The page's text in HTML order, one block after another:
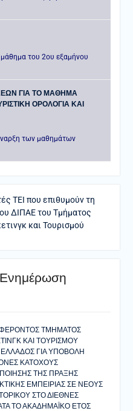
μάθημα του 2ου εξαμήνου
ΓΙΑ ΤΟ ΜΑΘΗΜΑ
ΟΡΟΛΟΓΙΑ ΚΑΙ
των μαθημάτων
ΤΕΙ που επιθυμούν τη
ΔΙΠΑΕ του Τμήματος
και Τουρισμού
Ενημέρωση
ΤΜΗΜΑΤΟΣ
ΚΑΙ ΤΟΥΡΙΣΜΟΥ
ΓΙΑ ΥΠΟΒΟΛΗ
ΚΑΤΟΧΟΥΣ
ΤΗΣ ΠΡΑΞΗΣ
ΕΜΠΕΙΡΙΑΣ ΣΕ ΝΕΟΥΣ
ΣΤΟ ΔΙΕΘΝΕΣ
ΤΟ ΑΚΑΔΗΜΑΪΚΟ ΕΤΟΣ